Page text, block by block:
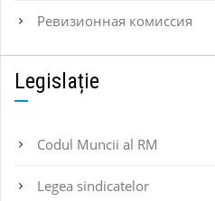
Ревизионная комиссия
Legislație
Codul Muncii al RM
Legea sindicatelor